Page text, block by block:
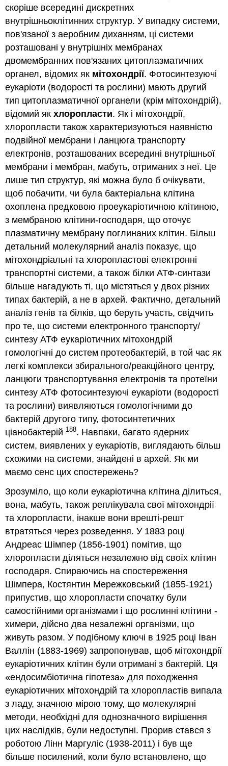
скоріше всередині дискретних
внутрішньоклітинних структур. У випадку системи,
пов'язаної з аеробним диханням, ці системи
розташовані у внутрішніх мембранах
двомембранних пов'язаних цитоплазматичних
органел, відомих як мітохондрії. Фотосинтезуючі
еукаріоти (водорості та рослини) мають другий
тип цитоплазматичної органели (крім мітохондрій),
відомий якхлоропласти. Як і мітохондрії,
хлоропласти також характеризуються наявністю
подвійної мембрани і ланцюга транспорту
електронів, розташованих всередині внутрішньої
мембрани і мембран, мабуть, отриманих з неї. Це
лише тип структур, які можна було б очікувати,
щоб побачити, чи була бактеріальна клітина
охоплена предковою проеукаріотичною клітиною,
з мембраною клітини-господаря, що оточує
плазматичну мембрану поглинаних клітин. Більш
детальний молекулярний аналіз показує, що
мітохондріальні та хлоропластові електронні
транспортні системи, а також білки АТФ-синтази
більше нагадують ті, що містяться у двох різних
типах бактерій, а не в архей. Фактично, детальний
аналіз генів та білків, що беруть участь, свідчить
про те, що системи електронного транспорту/
синтезу АТФ еукаріотичних мітохондрій
гомологічні до систем протеобактерій, в той час як
легкі комплекси збирального/реакційного центру,
ланцюги транспортування електронів та протеїни
синтезу АТФ фотосинтезуючі еукаріоти (водорості
та рослини) виявляються гомологічними до
бактерій другого типу, фотосинтетичних
ціанобактерій 188. Навпаки, багато ядерних
систем, виявлених у еукаріотів, виглядають більш
схожими на системи, знайдені в архей. Як ми
маємо сенс цих спостережень?
Зрозуміло, що коли еукаріотична клітина ділиться,
вона, мабуть, також реплікувала свої мітохондрії
та хлоропласти, інакше вони врешті-решт
втратяться через розведення. У 1883 році
Андреас Шімпер (1856-1901) помітив, що
хлоропласти діляться незалежно від своїх клітин
господаря. Спираючись на спостереження
Шімпера, Костянтин Мережковський (1855-1921)
припустив, що хлоропласти спочатку були
самостійними організмами і що рослинні клітини -
химери, дійсно два незалежні організми, що
живуть разом. У подібному ключі в 1925 році Іван
Валлін (1883-1969) запропонував, щоб мітохондрії
еукаріотичних клітин були отримані з бактерій. Ця
«ендосимбіотична гіпотеза» для походження
еукаріотичних мітохондрій та хлоропластів випала
з ладу, значною мірою тому, що молекулярні
методи, необхідні для однозначного вирішення
цих наслідків, були недоступні. Прорив стався з
роботою Лінн Маргуліс (1938-2011) і був ще
більше посилений, коли було встановлено, що